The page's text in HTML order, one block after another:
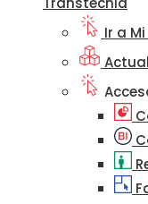
Ir a